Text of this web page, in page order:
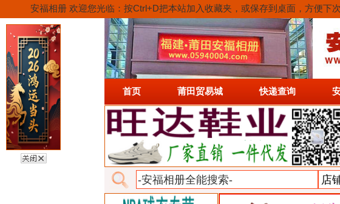
安福相册 欢迎您光临：按Ctrl+D把本站加入收藏夹，或保存到桌面，方便下
首页 莆田贸易城 快递查询